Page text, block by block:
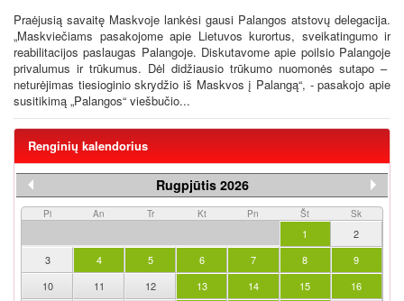
Praėjusią savaitę Maskvoje lankėsi gausi Palangos atstovų delegacija.
„Maskviečiams pasakojome apie Lietuvos kurortus, sveikatingumo ir
reabilitacijos paslaugas Palangoje. Diskutavome apie poilsio Palangoje
privalumus ir trūkumus. Dėl didžiausio trūkumo nuomonės sutapo –
neturėjimas tiesioginio skrydžio iš Maskvos į Palangą“, - pasakojo apie
susitikimą „Palangos“ viešbučio...
Renginių kalendorius
Rugpjūtis 2026
Pi An Tr Kt Pn Št Sk
1
2
3
4 5 6 7 8
9
10
11 12 13 14 15
16